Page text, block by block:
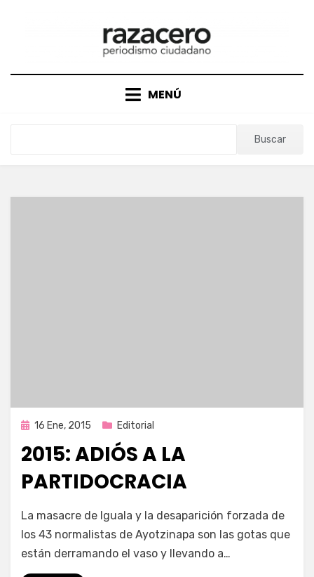
MENÚ
Buscar
Publicada
16 Ene, 2015 Editorial
2015: ADIÓS A LA
PARTIDOCRACIA
La masacre de Iguala y la desaparición forzada de
los 43 normalistas de Ayotzinapa son las gotas que
están derramando el vaso y llevando a…